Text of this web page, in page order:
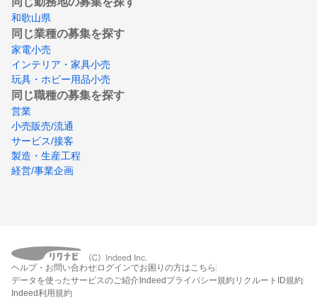
和歌山県
同じ業種の募集を探す
家電小売
インテリア・家具小売
玩具・ホビー用品小売
同じ職種の募集を探す
営業
小売販売/流通
サービス/接客
製造・生産工程
経営/事業企画
ヘルプ・お問い合わせ ログインでお困りの方はこちら
データを使ったサービスのご紹介Indeedプライバシー規約 リクルートID規約
Indeed利用規約